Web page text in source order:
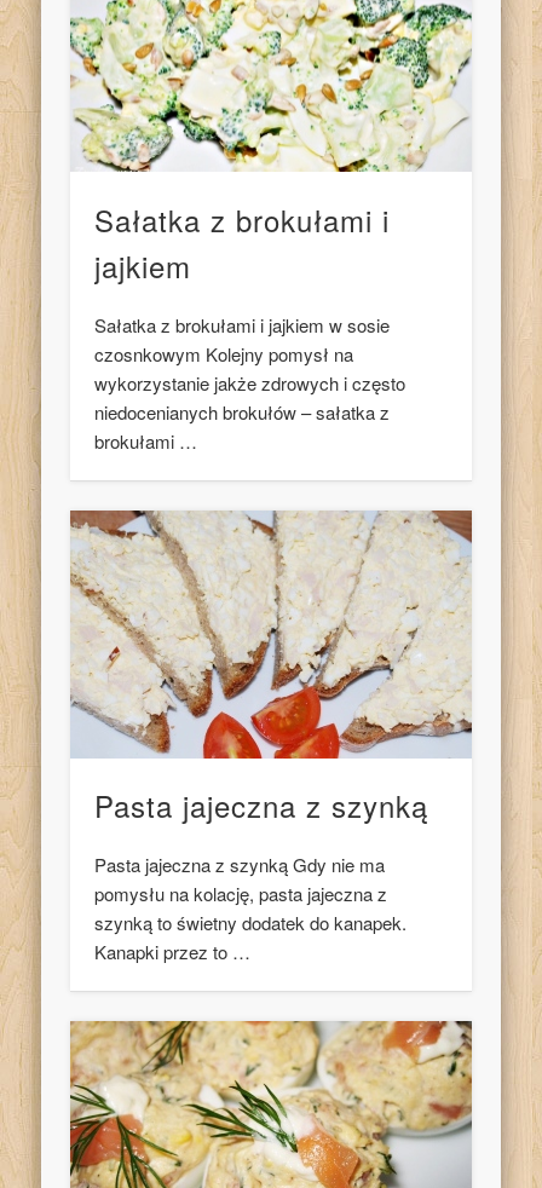
Sałatka z brokułami i
jajkiem
Sałatka z brokułami i jajkiem w sosie
czosnkowym Kolejny pomysł na
wykorzystanie jakże zdrowych i często
niedocenianych brokułów – sałatka z
brokułami …
Pasta jajeczna z szynką
Pasta jajeczna z szynką Gdy nie ma
pomysłu na kolację, pasta jajeczna z
szynką to świetny dodatek do kanapek.
Kanapki przez to …